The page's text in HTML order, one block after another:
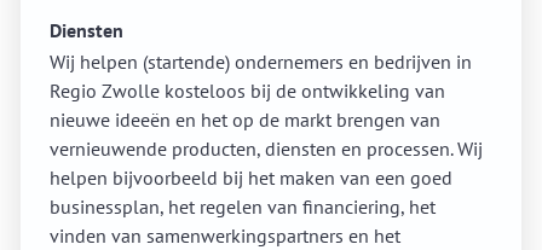
Diensten
Wij helpen (startende) ondernemers en bedrijven in
Regio Zwolle kosteloos bij de ontwikkeling van
nieuwe ideeën en het op de markt brengen van
vernieuwende producten, diensten en processen. Wij
helpen bijvoorbeeld bij het maken van een goed
businessplan, het regelen van financiering, het
vinden van samenwerkingspartners en het